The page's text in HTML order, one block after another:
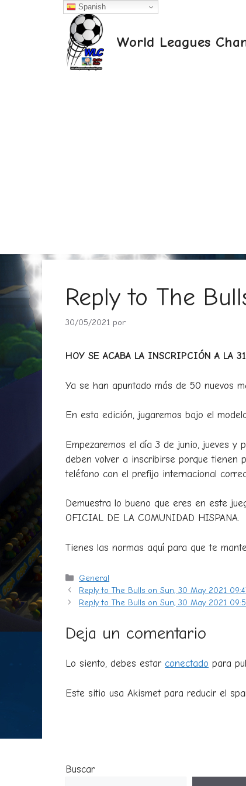
World Leagues
Reply to The
30/05/2021 por
HOY SE ACABA LA INSCRIPCIÓN A LA
Ya se han apuntado más de 50 nuevos
En esta edición, jugaremos bajo el
Empezaremos el día 3 de junio, jueves
deben volver a inscribirse porque tienen
teléfono con el prefijo internacional
Demuestra lo bueno que eres en este
OFICIAL DE LA COMUNIDAD HISPANA.
Tienes las normas aquí para que te
Categorías
General
Reply to The Bulls on Sun, 30 May 2021
Reply to The Bulls on Sun, 30 May 2021
Deja un comentario
Lo siento, debes estar conectado para
Este sitio usa Akismet para reducir el
Buscar
Spanish